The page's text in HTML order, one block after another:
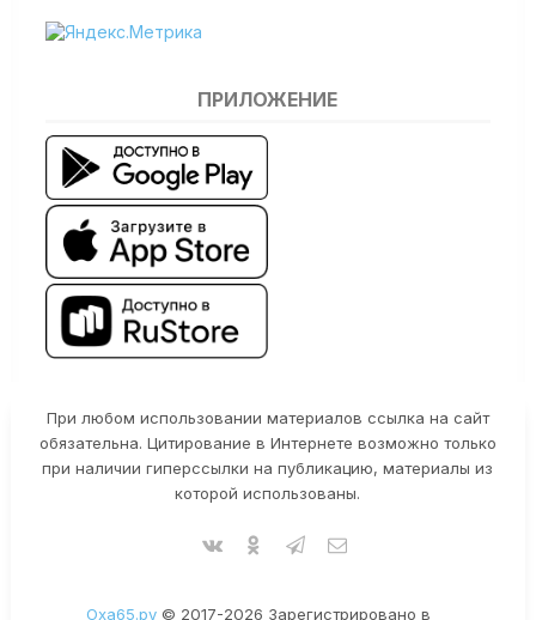
ПРИЛОЖЕНИЕ
При любом использовании материалов ссылка на сайт
обязательна. Цитирование в Интернете возможно только
при наличии гиперссылки на публикацию, материалы из
которой использованы.
Оха65.ру© 2017-2026 Зарегистрировано в